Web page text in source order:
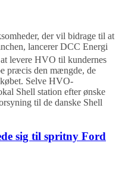
der vil bidrage til at
lancerer DCC Energi
levere HVO til kundernes
præcis den mængde, de
Selve HVO-
Shell station efter ønske
til de danske Shell
sig til spritny Ford